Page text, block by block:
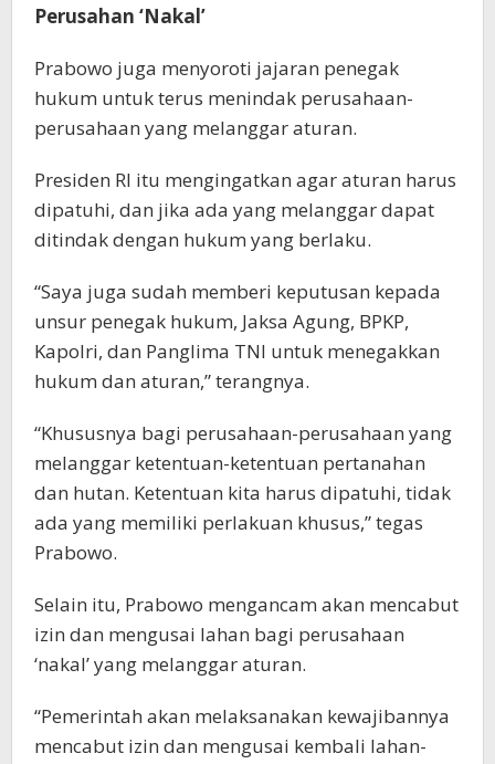
Perusahan ‘Nakal’
Prabowo juga menyoroti jajaran penegak
hukum untuk terus menindak perusahaan-
perusahaan yang melanggar aturan.
Presiden RI itu mengingatkan agar aturan harus
dipatuhi, dan jika ada yang melanggar dapat
ditindak dengan hukum yang berlaku.
“Saya juga sudah memberi keputusan kepada
unsur penegak hukum, Jaksa Agung, BPKP,
Kapolri, dan Panglima TNI untuk menegakkan
hukum dan aturan,” terangnya.
“Khususnya bagi perusahaan-perusahaan yang
melanggar ketentuan-ketentuan pertanahan
dan hutan. Ketentuan kita harus dipatuhi, tidak
ada yang memiliki perlakuan khusus,” tegas
Prabowo.
Selain itu, Prabowo mengancam akan mencabut
izin dan mengusai lahan bagi perusahaan
‘nakal’ yang melanggar aturan.
“Pemerintah akan melaksanakan kewajibannya
mencabut izin dan mengusai kembali lahan-